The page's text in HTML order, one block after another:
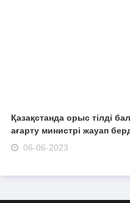
Қазақстанда орыс тілді
ағарту министрі жауап
06-06-2023